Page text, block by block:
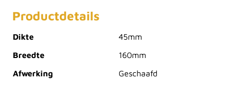
Productdetails
Dikte
45mm
Breedte
160mm
Afwerking
Geschaafd